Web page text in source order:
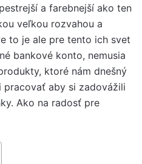
a farebnejší ako ten
veľkou rozvahou a
to je ale pre tento ich svet
bankové konto, nemusia
ktoré nám dnešný
pracovať aby si zadovážili
Ako na radosť pre